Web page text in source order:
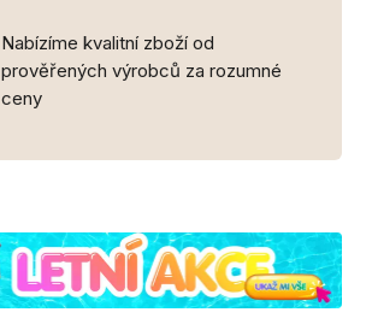
Nabízíme kvalitní zboží od
prověřených výrobců za rozumné
ceny